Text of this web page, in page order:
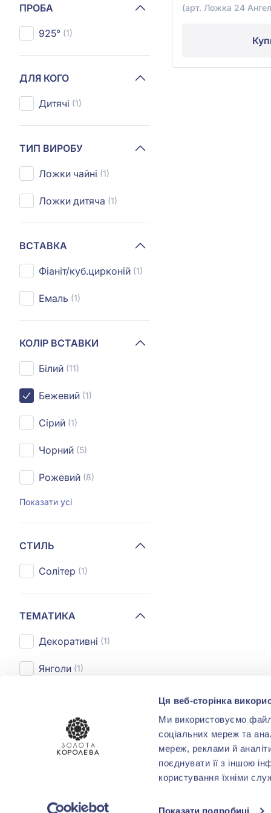
Ця веб-сторінка
Ми використовуємо
соціальних мереж та
мереж, реклами й
поєднувати її з іншою
користування їхніми
Показати подробиці
ПРОБА
925° (1)
ДЛЯ КОГО
Дитячі (1)
ТИП ВИРОБУ
Ложки чайні (1)
Ложки дитяча (1)
ВСТАВКА
Фіаніт/куб.цирконій (1)
Емаль (1)
КОЛІР ВСТАВКИ
Білий (11)
Бежевий (1)
Сірий (1)
Чорний (5)
Рожевий (8)
Показати усі
СТИЛЬ
Солітер (1)
ТЕМАТИКА
Декоративні (1)
Янголи (1)
(1)
(арт. Ложка 24